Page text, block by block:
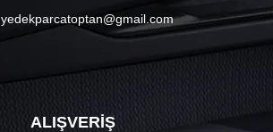
yedekparcatoptan@gmail.com
ALIŞVERİŞ